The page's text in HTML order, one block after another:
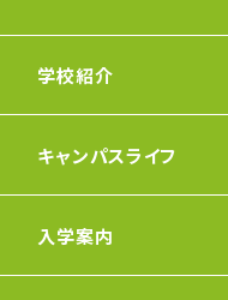
学校紹介
キャンパスライフ
入学案内